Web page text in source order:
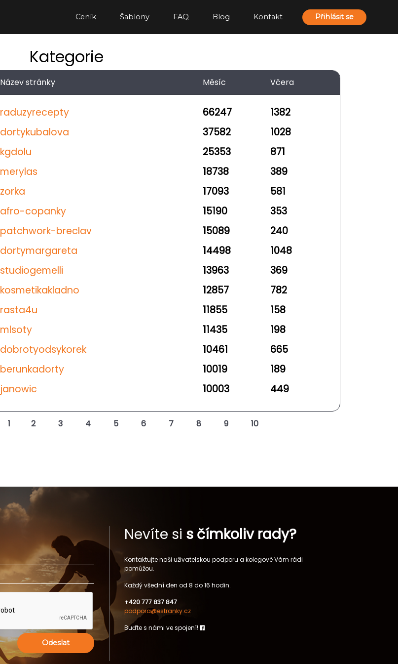
Ceník Šablony FAQ Blog Kontakt Přihlásit se
Kategorie
Název stránky Měsíc Včera
raduzyrecepty 66247
1382
dortykubalova 37582
1028
kgdolu 25353
871
merylas 18738
389
zorka 17093
581
afro-copanky 15190
353
patchwork-breclav 15089
240
dortymargareta 14498
1048
studiogemelli 13963
369
kosmetikakladno 12857
782
rasta4u 11855
158
mlsoty 11435
198
dobrotyodsykorek 10461
665
berunkadorty 10019
189
janowic 10003 449
1 2 3 4 5 6 7 8 9 10
Odeslat
Nevíte si s čímkoliv rady?
Kontaktujte naši uživatelskou podporu a kolegové Vám rádi
pomůžou.
Každý všední den od 8 do 16 hodin.
+420 777 837 847
podpora@estranky.cz
Buďte s námi ve spojení!